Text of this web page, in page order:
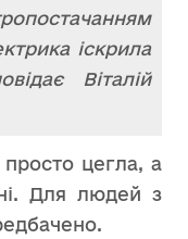
іскрила
Віталій
просто цегла, а
Для людей з